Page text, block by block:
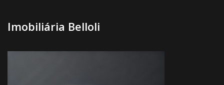
Imobiliária Belloli